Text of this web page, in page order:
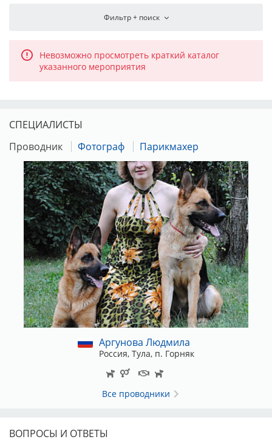
Невозможно просмотреть краткий каталог
указанного мероприятия
СПЕЦИАЛИСТЫ
Проводник
Фотограф Парикмахер
Аргунова Людмила
Россия, Тула, п. Горняк
Все проводники
ВОПРОСЫ И ОТВЕТЫ